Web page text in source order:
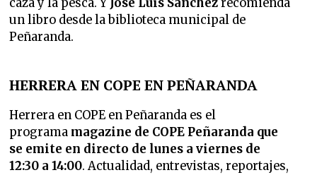
caza y la pesca. YJosé Luis Sánchezrecomienda
un libro desde la biblioteca municipal de
Peñaranda.
HERRERA EN COPE EN PEÑARANDA
Herrera en COPE en Peñaranda es el
programa magazine de COPE Peñaranda que
se emite en directo de lunes a viernes de
12:30 a 14:00. Actualidad, entrevistas, reportajes,